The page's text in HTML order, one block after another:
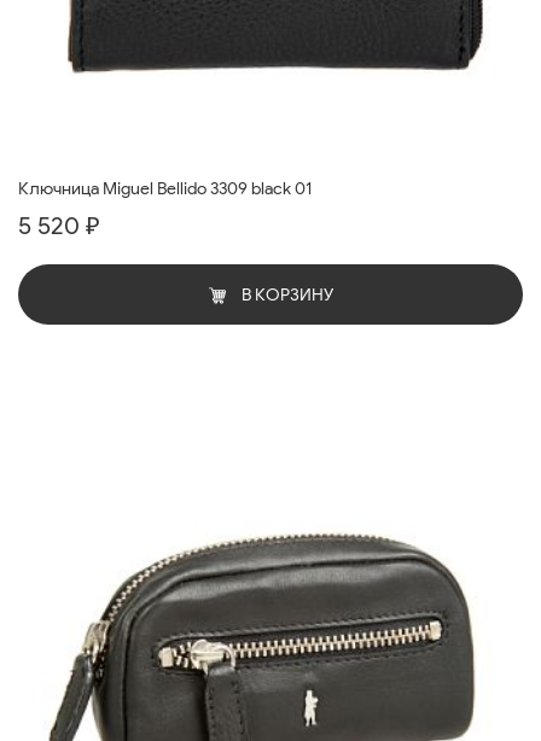
Ключница Miguel Bellido 3309 black 01
5 520 ₽
В КОРЗИНУ